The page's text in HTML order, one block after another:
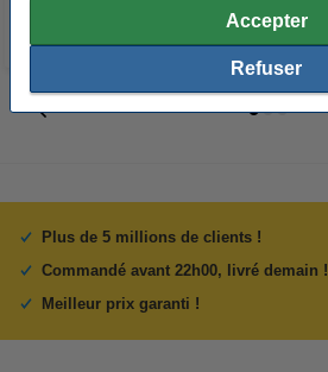
Accepter
Refuser
Plus de 5 millions de clients !
Commandé avant 22h00, livré demain !
Meilleur prix garanti !